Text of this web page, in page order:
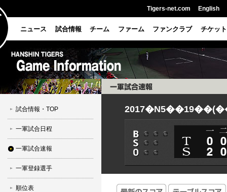
Tigers-net.com English
ニュース 試合情報 チーム ファーム ファンクラブ チケット
試合情報・TOP
一軍試合日程
一軍試合速報
一軍登録選手
順位表